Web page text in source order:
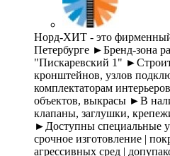
Норд-ХИТ - это
Петербурге ►Бренд-зона
"Пискаревский 1"
кронштейнов, узлов
комплектаторам
объектов, выкрасы ►В
клапаны, заглушки,
►Доступны специальные
срочное изготовление |
агрессивных сред |